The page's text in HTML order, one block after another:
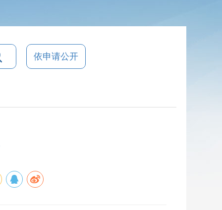
依申请公开